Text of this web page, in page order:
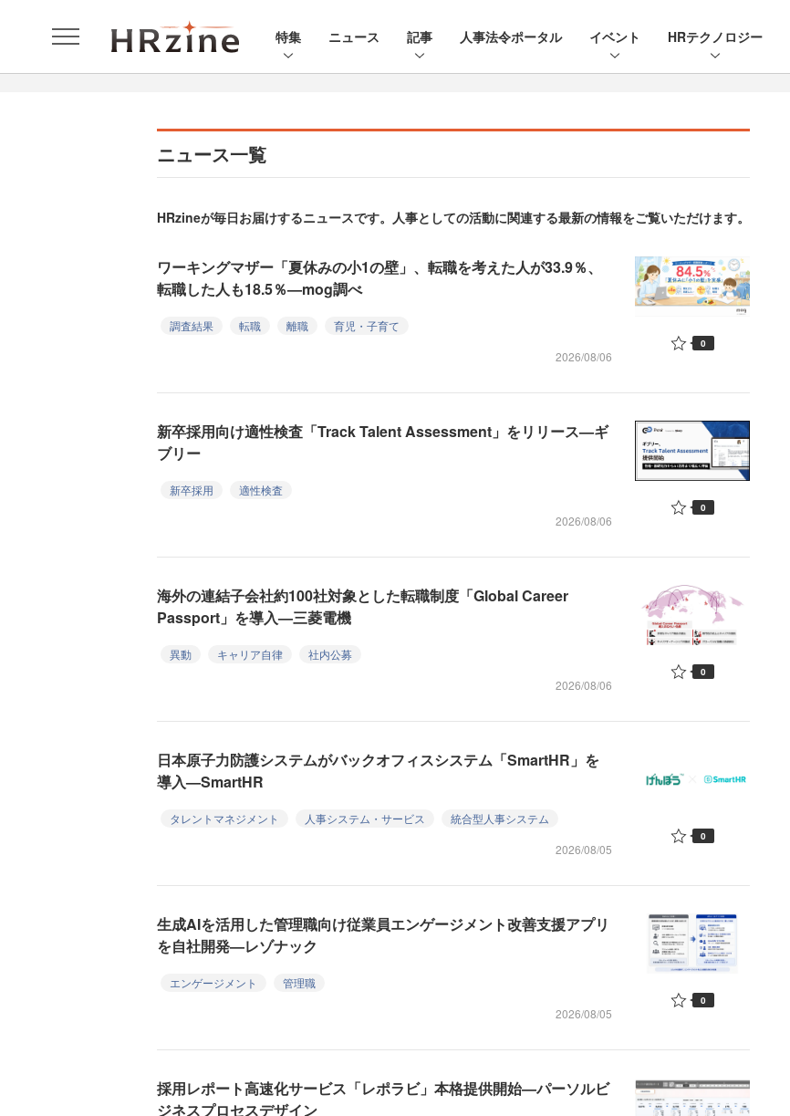
特集 ニュース 記事 人事法令ポータル イベント HRテクノロジー
ニュース一覧
HRzineが毎日お届けするニュースです。人事としての活動に関連する最新の情報をご覧いただけます。
ワーキングマザー「夏休みの小1の壁」、転職を考えた人が33.9％、
転職した人も18.5％—mog調べ
調査結果 転職 離職
育児・子育て
2026/08/06
0
新卒採用向け適性検査「Track Talent Assessment」をリリース—ギ
ブリー
新卒採用
適性検査
2026/08/06
0
海外の連結子会社約100社対象とした転職制度「Global Career
Passport」を導入—三菱電機
異動 キャリア自律
社内公募
2026/08/06
0
日本原子力防護システムがバックオフィスシステム「SmartHR」を
導入—SmartHR
タレントマネジメント 人事システム・サービス
統合型人事システム
2026/08/05
0
生成AIを活用した管理職向け従業員エンゲージメント改善支援アプリ
を自社開発—レゾナック
エンゲージメント
管理職
2026/08/05
0
採用レポート高速化サービス「レポラビ」本格提供開始—パーソルビ
ジネスプロセスデザイン